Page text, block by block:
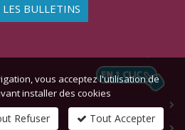
BULLETINS
vous acceptez l'utilisation de
installer des cookies
Refuser Tout Accepter